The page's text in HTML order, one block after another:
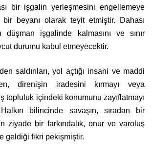
bir işgalin yerleşmesini engellemeye
bir beyanı olarak teyit etmiştir. Dahası
düşman işgalinde kalmasını ve sınır
durumu kabul etmeyecektir.
saldırıları, yol açtığı insani ve maddi
direnişin iradesini kırmayı veya
topluluk içindeki konumunu zayıflatmayı
Halkın bilincinde savaşın, sıradan bir
ziyade bir farkındalık, onur ve varoluş
geldiği fikri pekişmiştir.